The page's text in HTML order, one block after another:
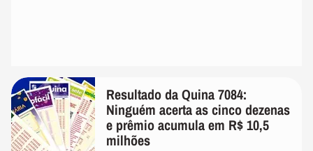
Resultado da Quina 7084:
Ninguém acerta as cinco dezenas
e prêmio acumula em R$ 10,5
milhões